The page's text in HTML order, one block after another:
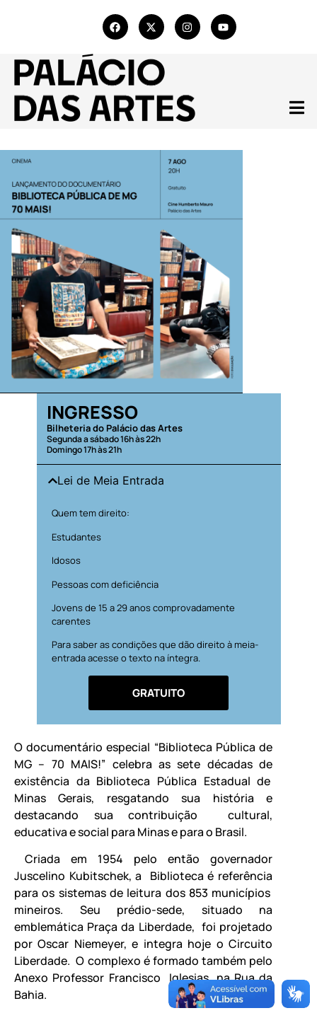
INGRESSO
Bilheteria do Palácio das Artes
Segunda a sábado 16h às 22h
Domingo 17h às 21h
Lei de Meia Entrada
Quem tem direito:
Estudantes
Idosos
Pessoas com deficiência
Jovens de 15 a 29 anos comprovadamente
carentes
Para saber as condições que dão direito à meia-
entrada acesse o texto na íntegra.
GRATUITO
O documentário especial “Biblioteca Pública de
MG – 70 MAIS!” celebra as sete décadas de
existência da Biblioteca Pública Estadual de
Minas Gerais, resgatando sua história e
destacando sua contribuição cultural,
educativa e social para Minas e para o Brasil.
Criada em 1954 pelo então governador
Juscelino Kubitschek, a Biblioteca é referência
para os sistemas de leitura dos 853 municípios
mineiros. Seu prédio-sede, situado na
emblemática Praça da Liberdade, foi projetado
por Oscar Niemeyer, e integra hoje o Circuito
Liberdade. O complexo é formado também pelo
Anexo Professor Francisco Iglesias, na Rua da
Bahia.